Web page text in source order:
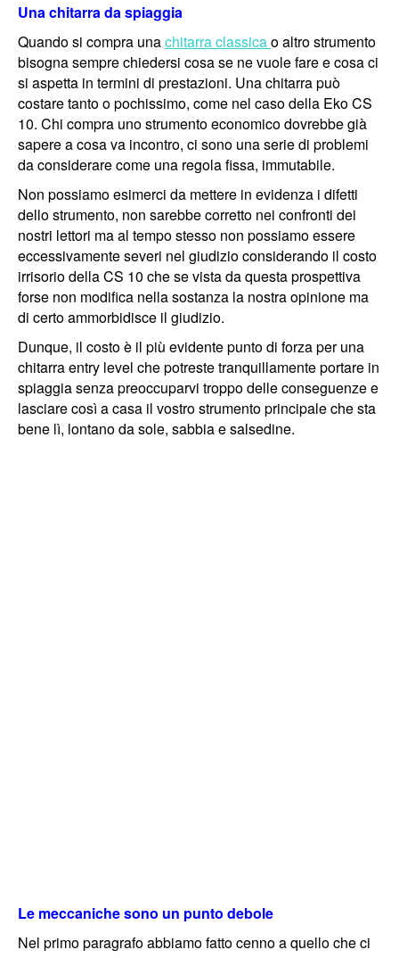
Una chitarra da spiaggia
Quando si compra unachitarra classicao altro strumento
bisogna sempre chiedersi cosa se ne vuole fare e cosa ci
si aspetta in termini di prestazioni. Una chitarra può
costare tanto o pochissimo, come nel caso della Eko CS
10. Chi compra uno strumento economico dovrebbe già
sapere a cosa va incontro, ci sono una serie di problemi
da considerare come una regola fissa, immutabile.
Non possiamo esimerci da mettere in evidenza i difetti
dello strumento, non sarebbe corretto nei confronti dei
nostri lettori ma al tempo stesso non possiamo essere
eccessivamente severi nel giudizio considerando il costo
irrisorio della CS 10 che se vista da questa prospettiva
forse non modifica nella sostanza la nostra opinione ma
di certo ammorbidisce il giudizio.
Dunque, il costo è il più evidente punto di forza per una
chitarra entry level che potreste tranquillamente portare in
spiaggia senza preoccuparvi troppo delle conseguenze e
lasciare così a casa il vostro strumento principale che sta
bene lì, lontano da sole, sabbia e salsedine.
Le meccaniche sono un punto debole
Nel primo paragrafo abbiamo fatto cenno a quello che ci